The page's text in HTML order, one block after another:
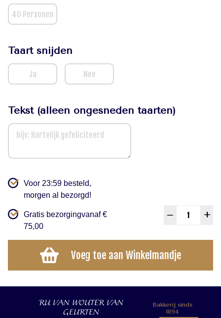
40 Personen
Taart snijden
Ja Nee
Tekst (alleen ongesneden taarten)
Voor 23:59 besteld,
morgen al bezorgd!
Gratis bezorgingvanaf €
75,00
– +
Voeg toe aan Winkelmandje
RU VAN WOUTER VAN
GEURTEN
Bakkerij sinds
1894